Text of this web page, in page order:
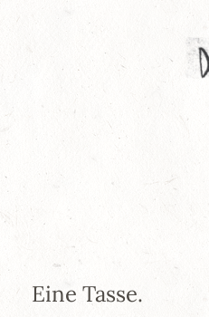
Zum
Inhalt
Eine Tasse.